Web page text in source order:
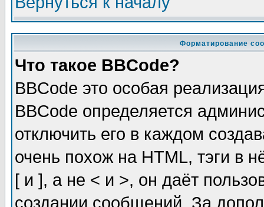
Форматирование
Что такое BBCode?
BBCode это особая
BBCode определяется
отключить его в каждом
очень похож на HTML, тэги в
[ и ], а не < и >, он даёт
создании сообщений. За